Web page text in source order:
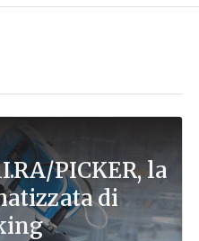
PICKER, la
di